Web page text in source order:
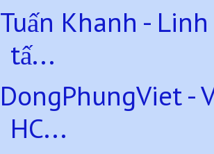
Tuấn Khanh -
tấ...
DongPhungViet -
HC...